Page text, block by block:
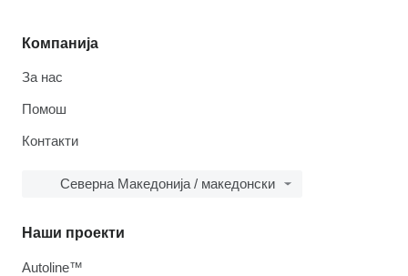
Компанија
За нас
Помош
Контакти
Северна Македонија / македонски
Наши проекти
Autoline™